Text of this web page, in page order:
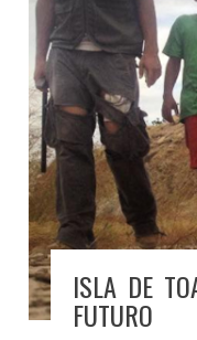
ISLA DE
FUTURO